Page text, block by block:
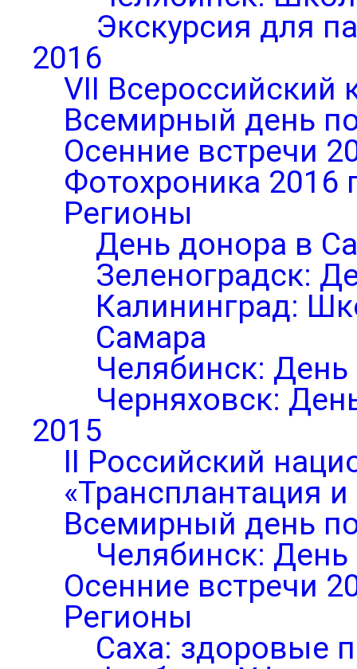
Экскурсия для
2016
VII Всероссийский
Всемирный день
Осенние встречи
Фотохроника 2016
Регионы
День донора в
Зеленоградск:
Калининград:
Самара
Челябинск: День
Черняховск:
2015
II Российский
«Трансплантация
Всемирный день
Челябинск: День
Осенние встречи
Регионы
Саха: здоровые